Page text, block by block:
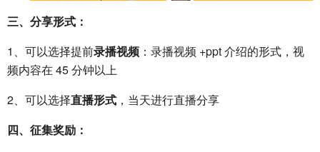
三、分享形式：
1、可以选择提前录播视频 ：录播视频 +ppt 介绍的形式，视
频内容在 45 分钟以上
2、可以选择直播形式 ，当天进行直播分享
四、征集奖励：